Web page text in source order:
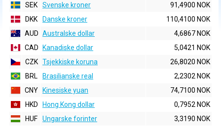
SEK
Svenske kroner
91,4900 NOK
DKK
Danske kroner
110,4100 NOK
AUD Australske dollar
4,6867 NOK
CAD
Kanadiske dollar
5,0421 NOK
CZK Tsjekkiske koruna
26,8020 NOK
BRL
Brasilianske real
2,2302 NOK
CNY
Kinesiske yuan
74,7100 NOK
HKD
Hong Kong dollar
0,7952 NOK
HUF
Ungarske forinter
3,3190 NOK